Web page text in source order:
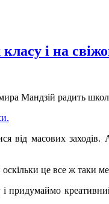
і на
Мандзій радить
від масових
це все ж таки
придумаймо